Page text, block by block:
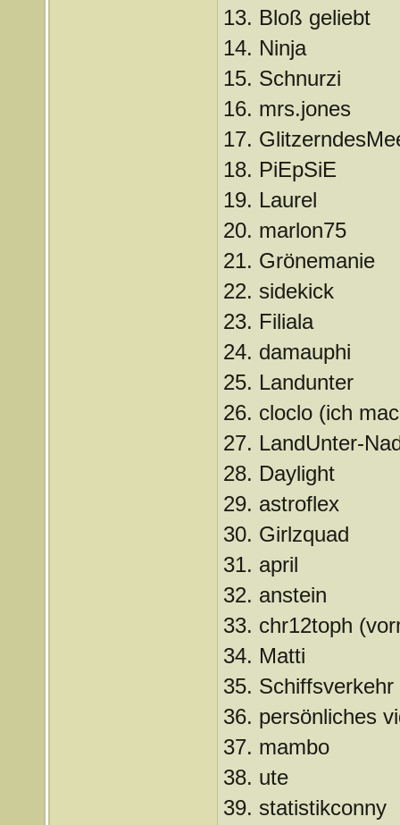
13. Bloß geliebt
14. Ninja
15. Schnurzi
16. mrs.jones
17.
18. PiEpSiE
19. Laurel
20. marlon75
21. Grönemanie
22. sidekick
23. Filiala
24. damauphi
25. Landunter
26. cloclo (ich
27. LandUnter-
28. Daylight
29. astroflex
30. Girlzquad
31. april
32. anstein
33. chr12toph
34. Matti
35. Schiffsverkehr
36. persönliches
37. mambo
38. ute
39. statistikconny